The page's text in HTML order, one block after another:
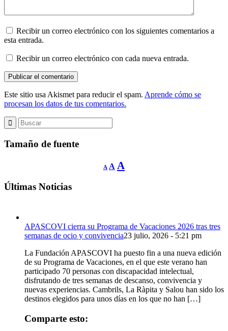
Recibir un correo electrónico con los siguientes comentarios a
esta entrada.
Recibir un correo electrónico con cada nueva entrada.
Este sitio usa Akismet para reducir el spam. Aprende cómo se
procesan los datos de tus comentarios.
Tamaño de fuente
A
Reducir
tamaño
A Restablecer
tamaño
A
Últimas Noticias
APASCOVI cierra su Programa de Vacaciones 2026 tras tres
semanas de ocio y convivencia23 julio, 2026 - 5:21 pm
La Fundación APASCOVI ha puesto fin a una nueva edición
de su Programa de Vacaciones, en el que este verano han
participado 70 personas con discapacidad intelectual,
disfrutando de tres semanas de descanso, convivencia y
nuevas experiencias. Cambrils, La Ràpita y Salou han sido los
destinos elegidos para unos días en los que no han […]
Comparte esto: